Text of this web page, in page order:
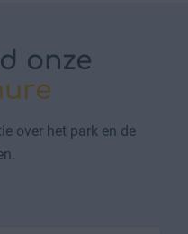
onze
over het park en de